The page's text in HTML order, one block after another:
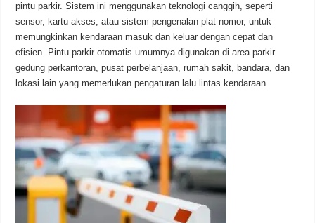
pintu parkir. Sistem ini menggunakan teknologi canggih, seperti
sensor, kartu akses, atau sistem pengenalan plat nomor, untuk
memungkinkan kendaraan masuk dan keluar dengan cepat dan
efisien. Pintu parkir otomatis umumnya digunakan di area parkir
gedung perkantoran, pusat perbelanjaan, rumah sakit, bandara, dan
lokasi lain yang memerlukan pengaturan lalu lintas kendaraan.